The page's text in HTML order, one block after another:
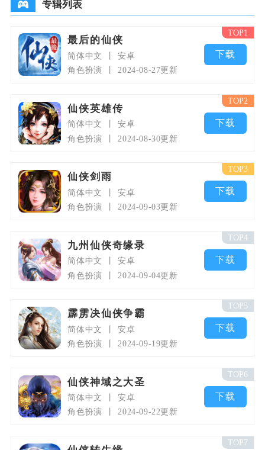
专辑列表
最后的仙侠
简体中文
安卓
角色扮演
2024-08-27更新
下载
TOP1
仙侠英雄传
简体中文
安卓
角色扮演
2024-08-30更新
下载
TOP2
仙侠剑雨
简体中文
安卓
角色扮演
2024-09-03更新
下载
TOP3
九州仙侠奇缘录
简体中文
安卓
角色扮演
2024-09-04更新
下载
TOP4
霹雳决仙侠争霸
简体中文
安卓
角色扮演
2024-09-19更新
下载
TOP5
仙侠神域之大圣
简体中文
安卓
角色扮演
2024-09-22更新
下载
TOP6
TOP7